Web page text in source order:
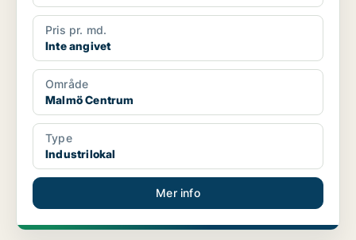
Pris pr. md.
Inte angivet
Område
Malmö Centrum
Type
Industrilokal
Mer info